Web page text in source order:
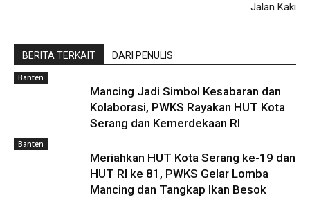
Jalan Kaki
BERITA TERKAIT DARI PENULIS
Banten
Mancing Jadi Simbol Kesabaran dan
Kolaborasi, PWKS Rayakan HUT Kota
Serang dan Kemerdekaan RI
Banten
Meriahkan HUT Kota Serang ke-19 dan
HUT RI ke 81, PWKS Gelar Lomba
Mancing dan Tangkap Ikan Besok